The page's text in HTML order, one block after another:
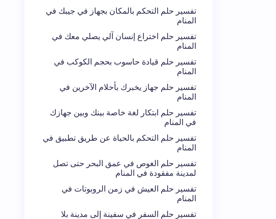
تفسير حلم التحكم بالمكان بجهاز في جيبك في
المنام
تفسير حلم اختراع إنسان آلي يصلي معك في
المنام
تفسير حلم قيادة حاسوب بحجم الكوكب في
المنام
تفسير حلم جهاز يخبرك بأحلام الآخرين في
المنام
تفسير حلم ابتكار لغة خاصة بينك وبين جهازك
في المنام
تفسير حلم التحكم بالحياة عن طريق تطبيق في
المنام
تفسير حلم الغوص في عمق البحر حتى تصل
لمدينة مفقودة في المنام
تفسير حلم العيش في زمن الروبوتات في
المنام
تفسير حلم السفر في سفينة إلى مدينة بلا